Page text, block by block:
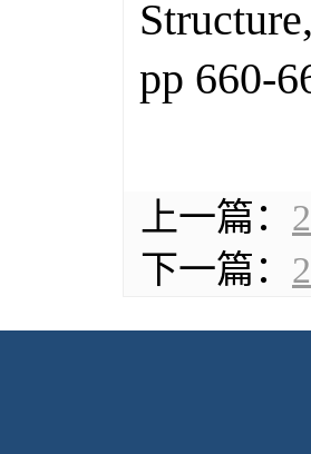
pp 660-
上一篇：
下一篇：